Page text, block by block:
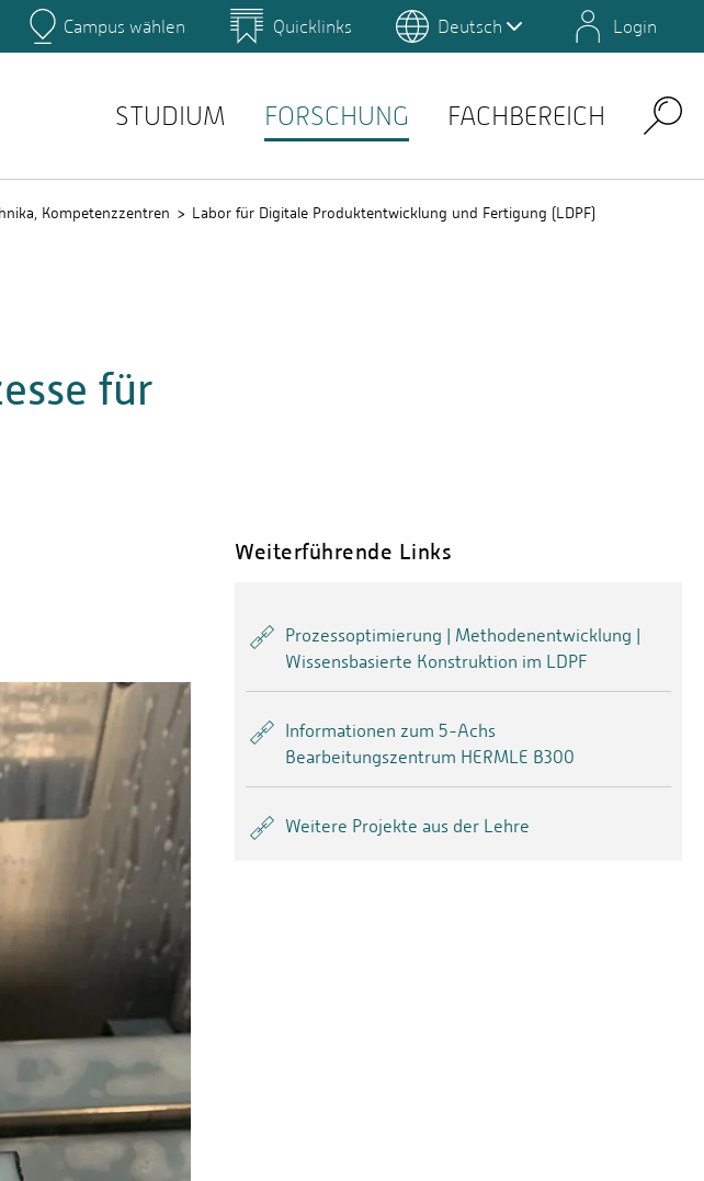
Hauptcampus Campus Gestaltung Umwelt-Campus Birkenfeld
Rechenzentrum
Lernplattformen
Campus wählen Quicklinks Deutsch Login
STUDIUM FORSCHUNG FACHBEREICH Search
Kompetenzzentren Labor für Digitale Produktentwicklung und Fertigung (LDPF)
für
Weiterführende Links
Prozessoptimierung | Methodenentwicklung |
Wissensbasierte Konstruktion im LDPF
Informationen zum 5-Achs
Bearbeitungszentrum HERMLE B300
Weitere Projekte aus der Lehre